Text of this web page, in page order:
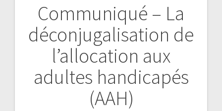
Communiqué – La
déconjugalisation de
l’allocation aux
adultes handicapés
(AAH)